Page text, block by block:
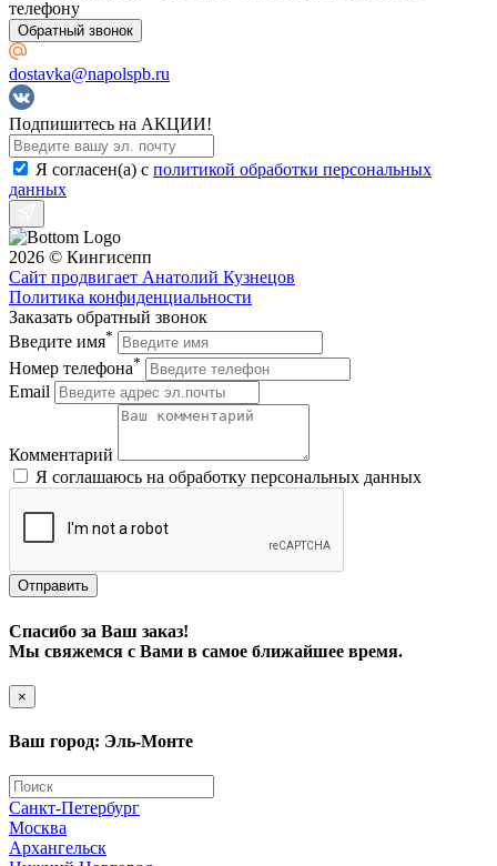
телефону
Обратный звонок
dostavka@napolspb.ru
Подпишитесь на АКЦИИ!
Я согласен(a) с политикой обработки персональных
данных
2026 © Кингисепп
Сайт продвигает Анатолий Кузнецов
Политика конфиденциальности
Заказать обратный звонок
Введите имя*
Номер телефона*
Email
Комментарий
Я соглашаюсь на обработку персональных данных
Отправить
Спасибо за Ваш заказ!
Мы свяжемся с Вами в самое ближайшее время.
×
Ваш город: Эль-Монте
Санкт-Петербург
Москва
Архангельск